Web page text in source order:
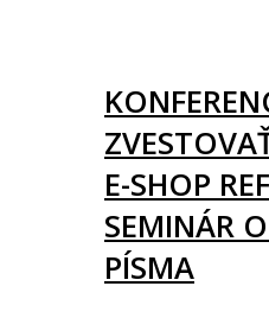
E-SHOP
SEMINÁR
PÍSMA